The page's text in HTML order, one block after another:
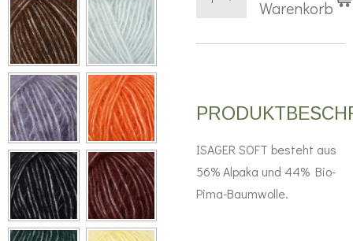
Warenkorb
ISAGER SOFT besteht aus
56% Alpaka und 44% Bio-
Pima-Baumwolle.